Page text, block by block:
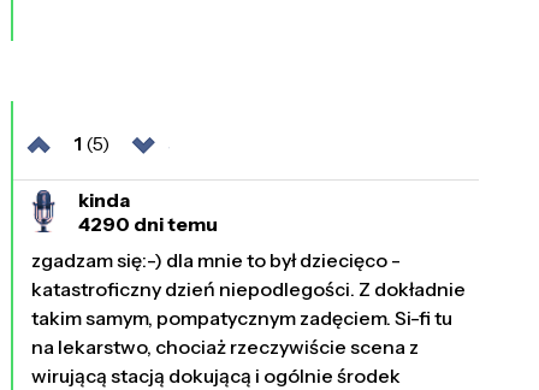
1(5)
kinda
4290 dni temu
zgadzam się:-) dla mnie to był dziecięco -
katastroficzny dzień niepodlegości. Z dokładnie
takim samym, pompatycznym zadęciem. Si-fi tu
na lekarstwo, chociaż rzeczywiście scena z
wirującą stacją dokującą i ogólnie środek